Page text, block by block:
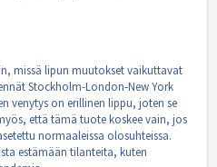
missä lipun muutokset vaikuttavat
Stockholm-London-New York
venytys on erillinen lippu, joten se
että tämä tuote koskee vain, jos
normaaleissa olosuhteissa.
estämään tilanteita, kuten